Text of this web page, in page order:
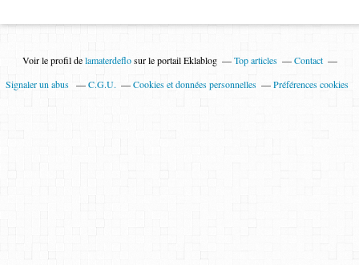
Voir le profil delamaterdeflosur le portail Eklablog Top articles
Contact
Signaler un abus
C.G.U. Cookies et données personnelles Préférences cookies